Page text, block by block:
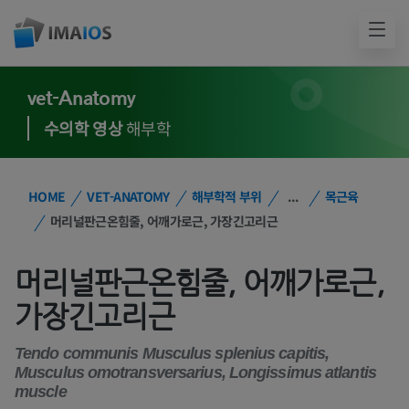
vet-Anatomy
수의학 영상해부학
HOME VET-ANATOMY 해부학적 부위 ...
목근육
머리널판근온힘줄, 어깨가로근, 가장긴고리근
머리널판근온힘줄, 어깨가로근,
가장긴고리근
Tendo communis Musculus splenius capitis,
Musculus omotransversarius, Longissimus atlantis
muscle